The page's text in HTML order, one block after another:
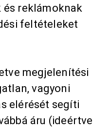
és reklámoknak
feltételeket
megjelenítési
vagyoni
elérését segíti
áru (ideértve